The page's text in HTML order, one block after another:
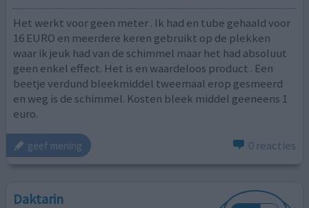
Het werkt voor geen meter . Ik had en tube gehaald voor
16 EURO en meerdere keren gebruikt op de plekken
waar ik jeuk had van de schimmel maar het had absoluut
geen enkel effect. Het is en waardeloos product . Een
beetje verdund bleekmiddel tweemaal erop gesmeerd
en weg is de schimmel. Kosten bleek middel geeneens 1
euro.
geef mening 0 reacties
Daktarin